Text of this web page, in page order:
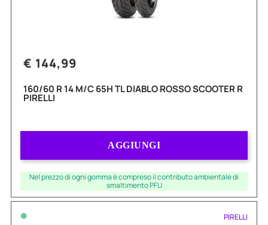
€ 144,99
160/60 R 14 M/C 65H TL DIABLO ROSSO SCOOTER R
PIRELLI
AGGIUNGI
Nel prezzo di ogni gomma è compreso il contributo ambientale di
smaltimento PFU
• PIRELLI